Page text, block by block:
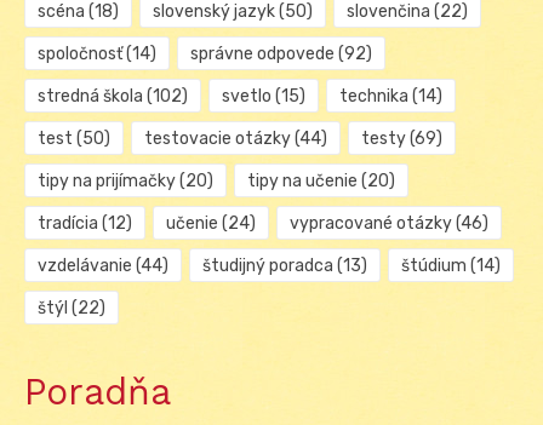
scéna (18) slovenský jazyk(50) slovenčina (22)
spoločnosť(14) správne odpovede (92)
stredná škola (102) svetlo (15) technika (14)
test (50) testovacie otázky(44) testy(69)
tipy na prijímačky(20) tipy na učenie (20)
tradícia (12) učenie (24) vypracované otázky(46)
vzdelávanie (44) študijný poradca (13) štúdium (14)
štýl (22)
Poradňa